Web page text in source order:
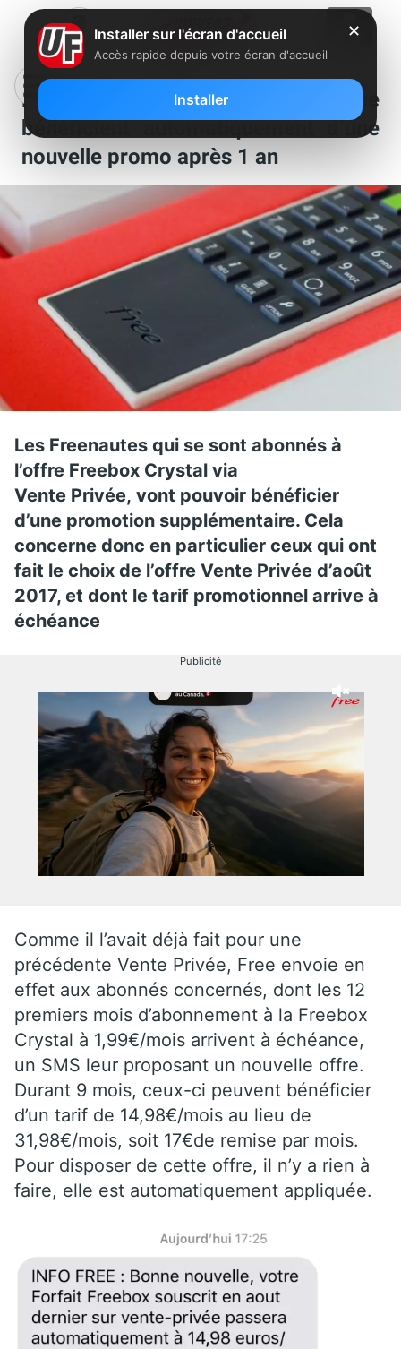
Freebox : les abonnés Vente Privée
bénéficient automatiquement d’une
nouvelle promo après 1 an
Les Freenautes qui se sont abonnés à
l’offre Freebox Crystal via
Vente Privée, vont pouvoir bénéficier
d’une promotion supplémentaire. Cela
concerne donc en particulier ceux qui ont
fait le choix de l’offre Vente Privée d’août
2017, et dont le tarif promotionnel arrive à
échéance
Publicité
Comme il l’avait déjà fait pour une
précédente Vente Privée, Free envoie en
effet aux abonnés concernés, dont les 12
premiers mois d’abonnement à la Freebox
Crystal à 1,99€/mois arrivent à échéance,
un SMS leur proposant un nouvelle offre.
Durant 9 mois, ceux-ci peuvent bénéficier
d’un tarif de 14,98€/mois au lieu de
31,98€/mois, soit 17€de remise par mois.
Pour disposer de cette offre, il n’y a rien à
faire, elle est automatiquement appliquée.
✕
Installer sur l'écran d'accueil
Accès rapide depuis votre écran d'accueil
Installer